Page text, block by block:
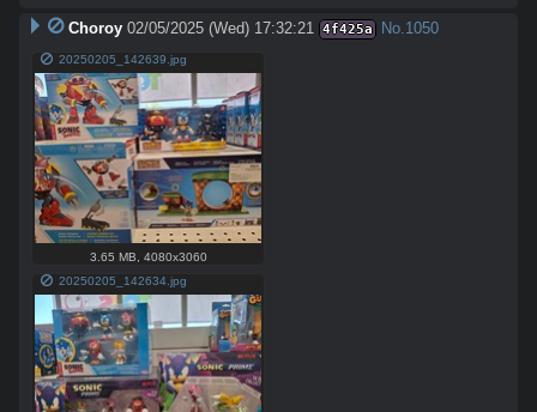
Choroy 02/05/2025 (Wed) 17:32:21 4f425a No.1050
20250205_142639.jpg
3.65 MB
4080x3060
20250205_142634.jpg